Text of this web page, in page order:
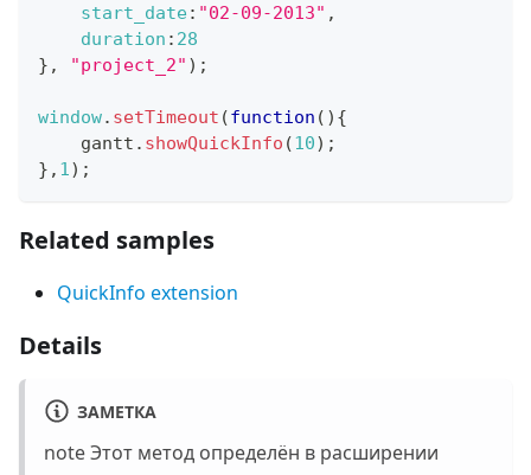
start_date: "02-09-2013" ,
duration : 28
} , "project_2" ) ;
window. setTimeout (function ( ) {
    gantt
. showQuickInfo (10) ;
} , 1) ;
Related samples
QuickInfo extension
Details
ЗАМЕТКА
note Этот метод определён в расширении